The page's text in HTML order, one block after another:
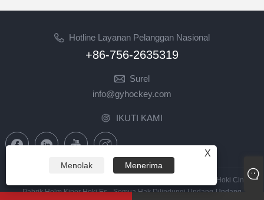
Hotline Layanan Pelanggan Nasional
+86-756-2635319
Surel
info@gyhockey.com
IKUTI KAMI
Hak Cipta © 2023 Zhuhai GY Hockey Co., Ltd. - Kandang Visor Hoki Cina,
Pabrik Helm Kiper Hoki Es - Semua Hak Dilindungi Undang-Undang
X
Menolak Menerima